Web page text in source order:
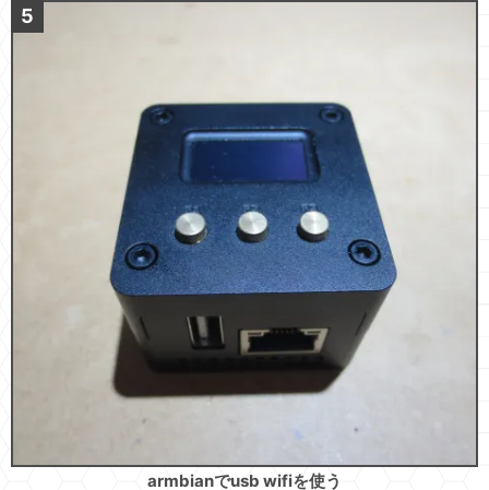
armbianでusb wifiを使う